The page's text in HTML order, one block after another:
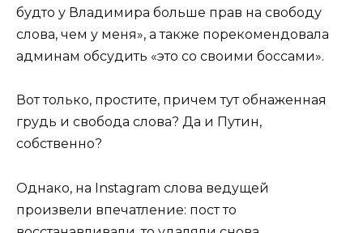
будто у Владимира больше прав на свободу
слова, чем у меня», а также порекомендовала
админам обсудить «это со своими боссами».
Вот только, простите, причем тут обнаженная
грудь и свобода слова? Да и Путин,
собственно?
Однако, на Instagram слова ведущей
произвели впечатление: пост то